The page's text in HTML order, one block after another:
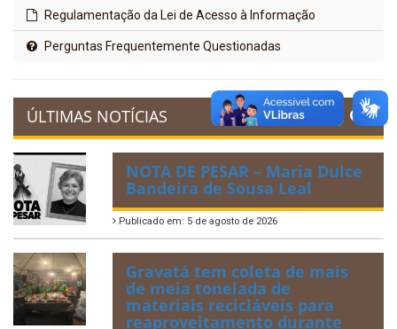
Regulamentação da Lei de Acesso à Informação
Perguntas Frequentemente Questionadas
ÚLTIMAS NOTÍCIAS
NOTA DE PESAR – Maria Dulce
Bandeira de Sousa Leal
Publicado em: 5 de agosto de 2026
Gravatá tem coleta de mais
de meia tonelada de
materiais recicláveis para
reaproveitamento durante